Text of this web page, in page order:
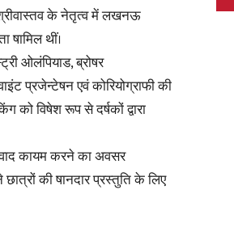
Latest
News
के नेतृत्व में लखनऊ
षामिल थीं।
ओलंपियाड, ब्रोषर
प्रजेन्टेषन एवं कोरियोग्राफी की
को विषेश रूप से दर्षकों द्वारा
कायम करने का अवसर
छात्रों की षानदार प्रस्तुति के लिए